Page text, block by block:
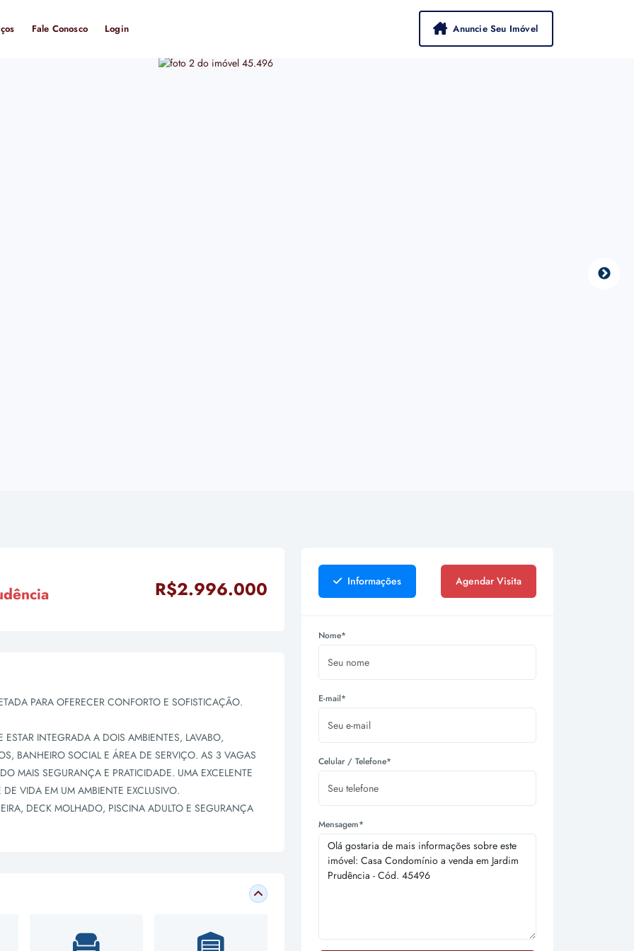
Fale Conosco Login Anuncie Seu Imóvel
R$2.996.000
PARA OFERECER CONFORTO E SOFISTICAÇÃO.
INTEGRADA A DOIS AMBIENTES, LAVABO,
BANHEIRO SOCIAL E ÁREA DE SERVIÇO. AS 3 VAGAS
MAIS SEGURANÇA E PRATICIDADE. UMA EXCELENTE
VIDA EM UM AMBIENTE EXCLUSIVO.
DECK MOLHADO, PISCINA ADULTO E SEGURANÇA
Informações Agendar Visita
Nome*
E-mail*
Celular / Telefone*
Mensagem*